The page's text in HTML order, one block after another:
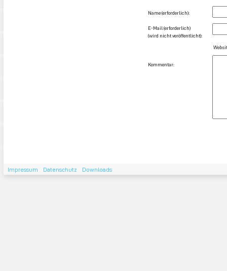
Name (erforderlich):
E-Mail (erforderlich)
(wird nicht veröffentlicht):
Kommentar:
Impressum Datenschutz Downloads